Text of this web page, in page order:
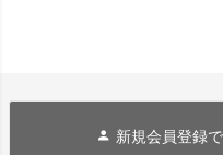
新規会員登録で